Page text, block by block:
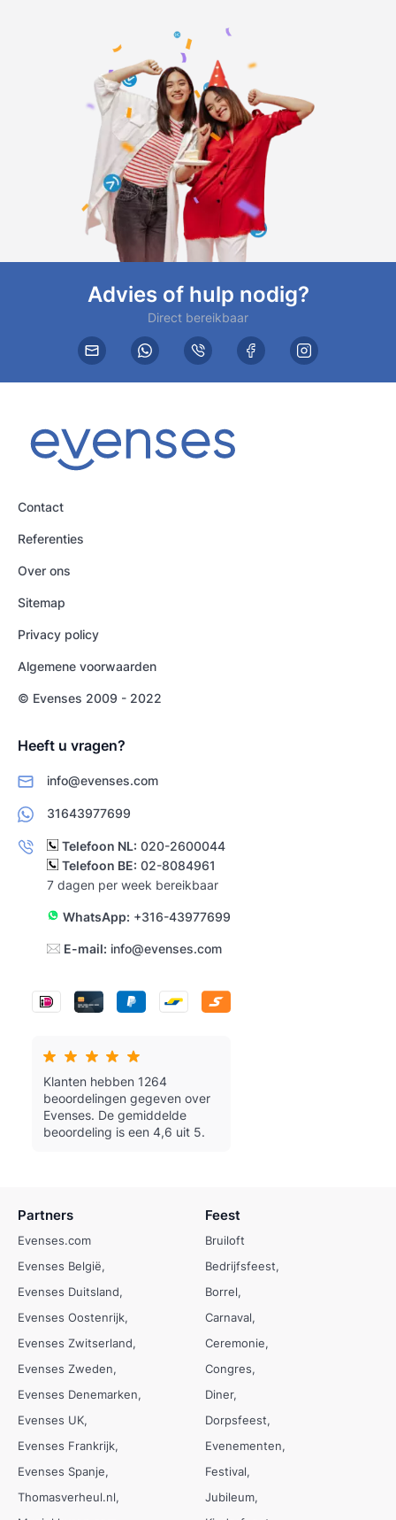
Advies of hulp nodig?
Direct bereikbaar
Contact
Referenties
Over ons
Sitemap
Privacy policy
Algemene voorwaarden
© Evenses 2009 - 2022
Heeft u vragen?
info@evenses.com
31643977699
Telefoon NL: 020-2600044
Telefoon BE: 02-8084961
7 dagen per week bereikbaar
WhatsApp: +316-43977699
E-mail: info@evenses.com
Klanten hebben 1264
beoordelingen gegeven over
Evenses. De gemiddelde
beoordeling is een 4,6 uit 5.
Partners
Evenses.com
Evenses België
Evenses Duitsland
Evenses Oostenrijk
Evenses Zwitserland
Evenses Zweden
Evenses Denemarken
Evenses UK
Evenses Frankrijk
Evenses Spanje
Thomasverheul.nl
Feest
Bruiloft
Bedrijfsfeest
Borrel
Carnaval
Ceremonie
Congres
Diner
Dorpsfeest
Evenementen
Festival
Jubileum